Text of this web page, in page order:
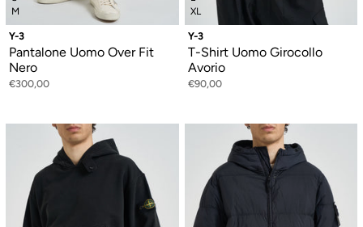
M
Y-3
Pantalone Uomo Over Fit
Nero
€300,00
XL
Y-3
T-Shirt Uomo Girocollo
Avorio
€90,00